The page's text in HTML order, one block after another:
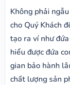
Không phải
cho Quý Khách
tạo ra ví như
hiểu được đứa
gian bảo hành
chất lượng sản